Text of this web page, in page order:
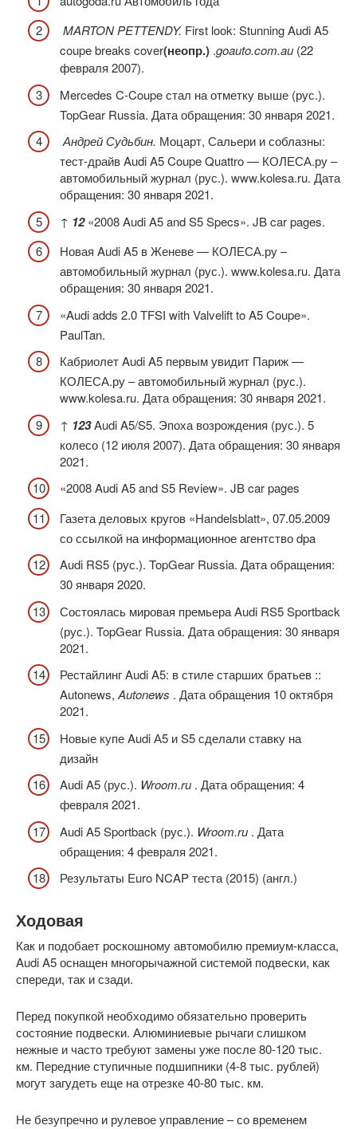
MARTON PETTENDY. First look: Stunning Audi A5
coupe breaks cover(неопр.) .goauto.com.au (22
февраля 2007).
Mercedes C-Coupe стал на отметку выше (рус.).
TopGear Russia. Дата обращения: 30 января 2021.
Андрей Судьбин. Моцарт, Сальери и соблазны:
тест-драйв Audi A5 Coupe Quattro — КОЛЕСА.ру –
автомобильный журнал (рус.). www.kolesa.ru. Дата
обращения: 30 января 2021.
↑ 12«2008 Audi A5 and S5 Specs». JB car pages.
Новая Audi A5 в Женеве — КОЛЕСА.ру –
автомобильный журнал (рус.). www.kolesa.ru. Дата
обращения: 30 января 2021.
«Audi adds 2.0 TFSI with Valvelift to A5 Coupe».
PaulTan.
Кабриолет Audi A5 первым увидит Париж —
КОЛЕСА.ру – автомобильный журнал (рус.).
www.kolesa.ru. Дата обращения: 30 января 2021.
↑ 123Audi A5/S5. Эпоха возрождения (рус.). 5
колесо (12 июля 2007). Дата обращения: 30 января
2021.
«2008 Audi A5 and S5 Review». JB car pages
Газета деловых кругов «Handelsblatt», 07.05.2009
со ссылкой на информационное агентство dpa
Audi RS5 (рус.). TopGear Russia. Дата обращения:
30 января 2020.
Состоялась мировая премьера Audi RS5 Sportback
(рус.). TopGear Russia. Дата обращения: 30 января
2021.
Рестайлинг Audi A5: в стиле старших братьев ::
Autonews, Autonews . Дата обращения 10 октября
2021.
Новые купе Audi А5 и S5 сделали ставку на
дизайн
Audi A5 (рус.). Wroom.ru . Дата обращения: 4
февраля 2021.
Audi A5 Sportback (рус.). Wroom.ru . Дата
обращения: 4 февраля 2021.
Результаты Euro NCAP теста (2015) (англ.)
Ходовая
Как и подобает роскошному автомобилю премиум-класса,
Audi A5 оснащен многорычажной системой подвески, как
спереди, так и сзади.
Перед покупкой необходимо обязательно проверить
состояние подвески. Алюминиевые рычаги слишком
нежные и часто требуют замены уже после 80-120 тыс.
км. Передние ступичные подшипники (4-8 тыс. рублей)
могут загудеть еще на отрезке 40-80 тыс. км.
Не безупречно и рулевое управление – со временем